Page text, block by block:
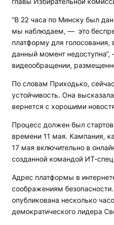
“В 22 часа по Минску был
мы наблюдаем, — это
платформу для голосования,
данный момент
видеообращении,
По словам Приходько,
устойчивость. Она
вернется с хорошими
Процесс должен был
времени 11 мая. Кампания,
17 мая включительно в
созданной командой ИТ-
Адрес платформы в
соображениям
опубликована несколько
демократического лидера